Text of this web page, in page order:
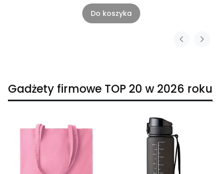
Do koszyka
Gadżety firmowe TOP 20 w 2026 roku